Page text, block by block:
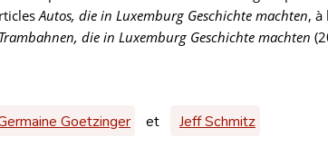
Autos, die in Luxemburg Geschichte machten, à
Trambahnen, die in Luxemburg Geschichte machten
Goetzinger et Jeff Schmitz